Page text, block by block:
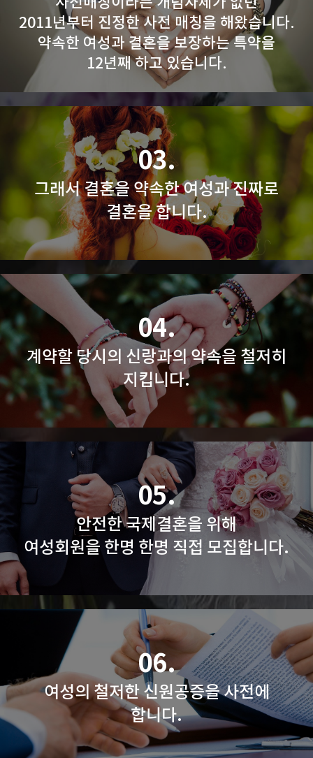
2011년부터 진정한 사전 매칭을 해왔습니다.
약속한 여성과 결혼을 보장하는 특약을
12년째 하고 있습니다.
03.
그래서 결혼을 약속한 여성과 진짜로
결혼을 합니다.
04.
계약할 당시의 신랑과의 약속을 철저히
지킵니다.
05.
안전한 국제결혼을 위해
여성회원을 한명 한명 직접 모집합니다.
06.
여성의 철저한 신원공증을 사전에
합니다.